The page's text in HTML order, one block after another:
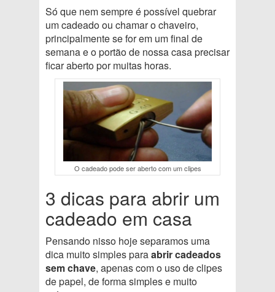
Só que nem sempre é possível quebrar
um cadeado ou chamar o chaveiro,
principalmente se for em um final de
semana e o portão de nossa casa precisar
ficar aberto por muitas horas.
O cadeado pode ser aberto com um clipes
3 dicas para abrir um
cadeado em casa
Pensando nisso hoje separamos uma
dica muito simples paraabrir cadeados
sem chave, apenas com o uso de clipes
de papel, de forma simples e muito